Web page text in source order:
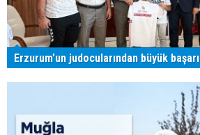
Erzurum'un judocularından büyük başarı